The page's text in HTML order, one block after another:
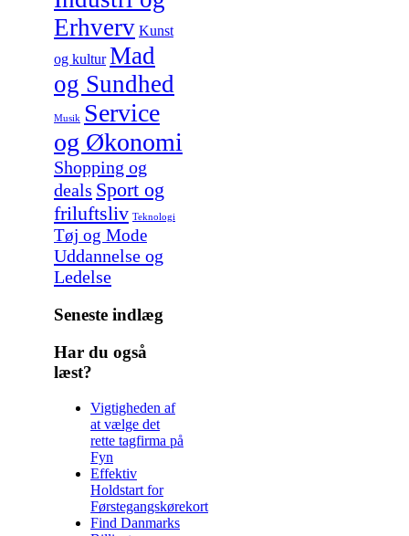
Erhverv Kunst
og kultur Mad
og Sundhed
Musik Service
og Økonomi
Shopping og
deals Sport og
friluftsliv Teknologi
Tøj og Mode
Uddannelse og
Ledelse
Seneste indlæg
Har du også
læst?
Vigtigheden af
at vælge det
rette tagfirma på
Fyn
Effektiv
Holdstart for
Førstegangskørekort
Find Danmarks